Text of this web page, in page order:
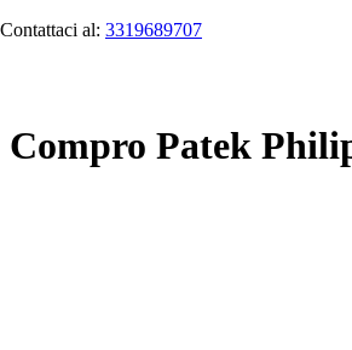
Contattaci al: 3319689707
Compro Patek